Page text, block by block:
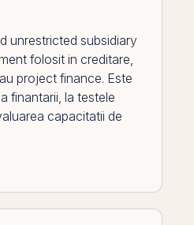
unrestricted subsidiary
folosit in creditare,
project finance. Este
finantarii, la testele
capacitatii de